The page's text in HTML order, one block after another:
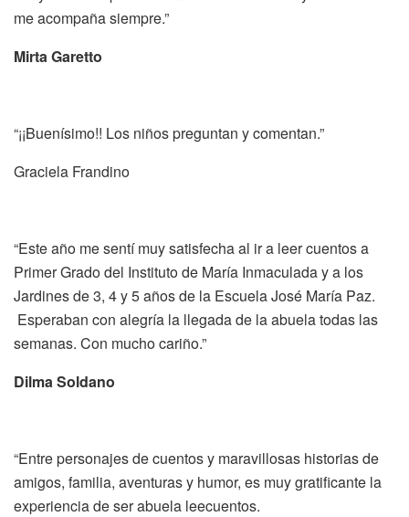
me acompaña siempre.”
Mirta Garetto
“¡¡Buenísimo!! Los niños preguntan y comentan.”
Graciela Frandino
“Este año me sentí muy satisfecha al ir a leer cuentos a
Primer Grado del Instituto de María Inmaculada y a los
Jardines de 3, 4 y 5 años de la Escuela José María Paz.
Esperaban con alegría la llegada de la abuela todas las
semanas. Con mucho cariño.”
Dilma Soldano
“Entre personajes de cuentos y maravillosas historias de
amigos, familia, aventuras y humor, es muy gratificante la
experiencia de ser abuela leecuentos.